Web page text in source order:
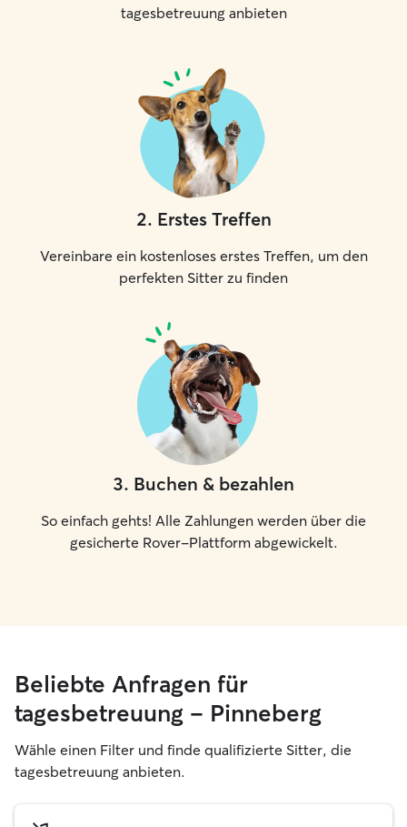
tagesbetreuung anbieten
2. Erstes Treffen
Vereinbare ein kostenloses erstes Treffen, um den
perfekten Sitter zu finden
3. Buchen & bezahlen
So einfach gehts! Alle Zahlungen werden über die
gesicherte Rover-Plattform abgewickelt.
Beliebte Anfragen für
tagesbetreuung – Pinneberg
Wähle einen Filter und finde qualifizierte Sitter, die
tagesbetreuung anbieten.